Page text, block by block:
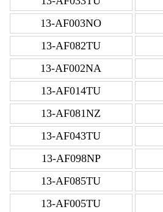
13-AF003NO
13-AF082TU
13-AF002NA
13-AF014TU
13-AF081NZ
13-AF043TU
13-AF098NP
13-AF085TU
13-AF005TU